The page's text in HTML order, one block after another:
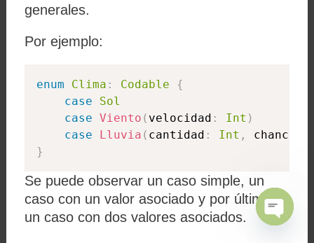
generales.
Por ejemplo:
enum Clima : Codable
{
case
Sol
case Viento ( velocidad : Int )
case
Lluvia ( cantidad : Int , chance
}
Se puede observar un caso simple, un
caso con un valor asociado y por último
un caso con dos valores asociados.
Open